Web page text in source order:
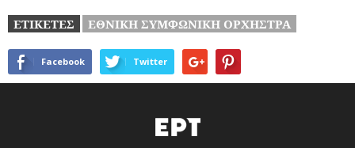
ΕΤΙΚΕΤΕΣ ΕΘΝΙΚΗ ΣΥΜΦΩΝΙΚΗ ΟΡΧΗΣΤΡΑ
Facebook Twitter